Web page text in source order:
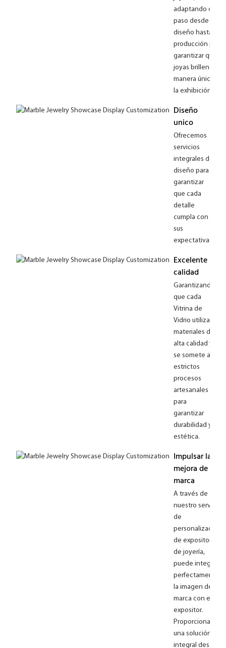
adaptando cada
paso desde el
diseño hasta la
producción para
garantizar que
joyas brillen de
manera única en
la exhibición.
Diseño
unico
Ofrecemos
servicios
integrales de
diseño para
garantizar
que cada
detalle
cumpla con
sus
expectativas.
Excelente
calidad
Garantizando
que cada
Vitrina de
Vidrio utiliza
materiales de
alta calidad y
se somete a
estrictos
procesos
artesanales
para
garantizar
durabilidad y
estética.
Impulsar la
mejora de la
marca
A través de
nuestro servicio
de
personalización
de expositores
de joyería,
puede integrar
perfectamente
la imagen de su
marca con el
expositor.
Proporcionamos
una solución
integral desde